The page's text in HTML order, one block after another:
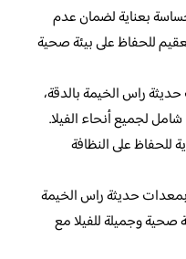
بعناية لضمان عدم
للحفاظ على بيئة صحية
راس الخيمة بالدقة،
لجميع أنحاء الفيلا.
على النظافة
بمعدات حديثة راس الخيمة
صحية وجميلة للفيلا مع